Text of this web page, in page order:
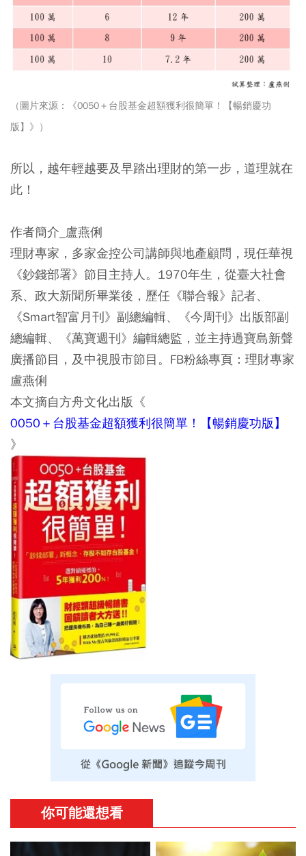
（圖片來源：《0050＋台股基金超額獲利很簡單！【暢銷慶功
版】》）
所以，越年輕越要及早踏出理財的第一步，道理就在
此！
作者簡介_盧燕俐
理財專家，多家金控公司講師與地產顧問，現任華視
《鈔錢部署》節目主持人。1970年生，從臺大社會
系、政大新聞所畢業後，歷任《聯合報》記者、
《Smart智富月刊》副總編輯、《今周刊》出版部副
總編輯、《萬寶週刊》編輯總監，並主持過寶島新聲
廣播節目，及中視股市節目。FB粉絲專頁：理財專家
盧燕俐
本文摘自方舟文化出版《
0050＋台股基金超額獲利很簡單！【暢銷慶功版】
》